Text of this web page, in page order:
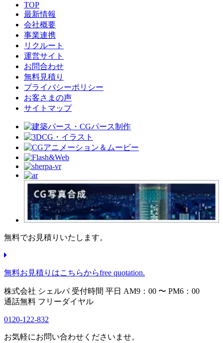
TOP
最新情報
会社概要
事業連携
リクルート
運営サイト
お問合わせ
無料見積り
プライバシーポリシー
お客さまの声
サイトマップ
無料でお見積りいたします。
無料お見積りはこちらからfree quotation.
株式会社 シェルパ受付時間 平日 AM9：00 〜 PM6：00
通話無料 フリーダイヤル
0120-122-832
お気軽にお問い合わせくださいませ。